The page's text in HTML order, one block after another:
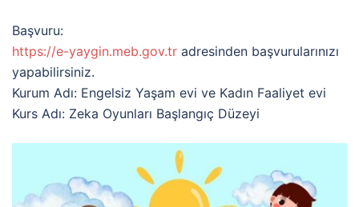
Başvuru:
https://e-yaygin.meb.gov.tr adresinden başvurularınızı
yapabilirsiniz.
Kurum Adı: Engelsiz Yaşam evi ve Kadın Faaliyet evi
Kurs Adı: Zeka Oyunları Başlangıç Düzeyi